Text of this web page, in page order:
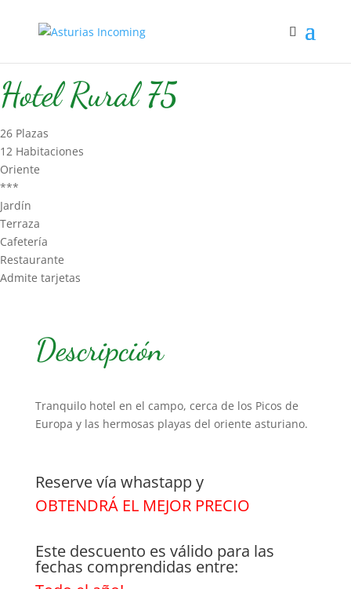
Hotel Rural 75
26 Plazas
12 Habitaciones
Oriente
***
Jardín
Terraza
Cafetería
Restaurante
Admite tarjetas
Descripción
Tranquilo hotel en el campo, cerca de los Picos de
Europa y las hermosas playas del oriente asturiano.
Reserve vía whastapp y
OBTENDRÁ EL MEJOR PRECIO
Este descuento es válido para las
fechas comprendidas entre: